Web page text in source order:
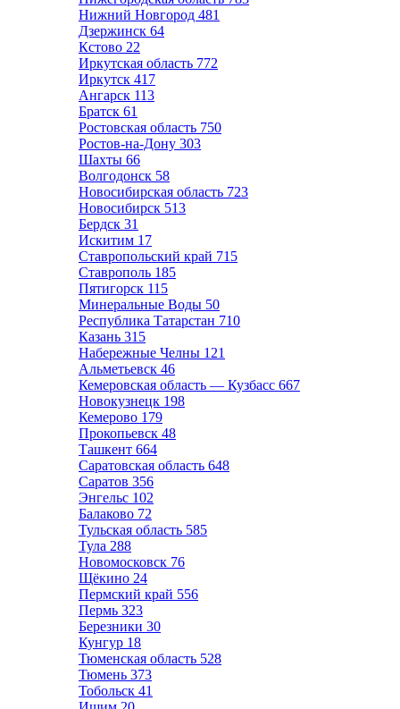
Нижний Новгород 481
Дзержинск 64
Кстово 22
Иркутская область 772
Иркутск 417
Ангарск 113
Братск 61
Ростовская область 750
Ростов-на-Дону 303
Шахты 66
Волгодонск 58
Новосибирская область 723
Новосибирск 513
Бердск 31
Искитим 17
Ставропольский край 715
Ставрополь 185
Пятигорск 115
Минеральные Воды 50
Республика Татарстан 710
Казань 315
Набережные Челны 121
Альметьевск 46
Кемеровская область — Кузбасс 667
Новокузнецк 198
Кемерово 179
Прокопьевск 48
Ташкент 664
Саратовская область 648
Саратов 356
Энгельс 102
Балаково 72
Тульская область 585
Тула 288
Новомосковск 76
Щёкино 24
Пермский край 556
Пермь 323
Березники 30
Кунгур 18
Тюменская область 528
Тюмень 373
Тобольск 41